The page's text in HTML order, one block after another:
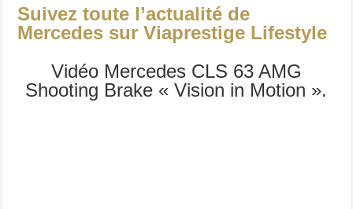
Suivez toute l’actualité de
Mercedes sur Viaprestige Lifestyle
Vidéo Mercedes CLS 63 AMG
Shooting Brake « Vision in Motion ».